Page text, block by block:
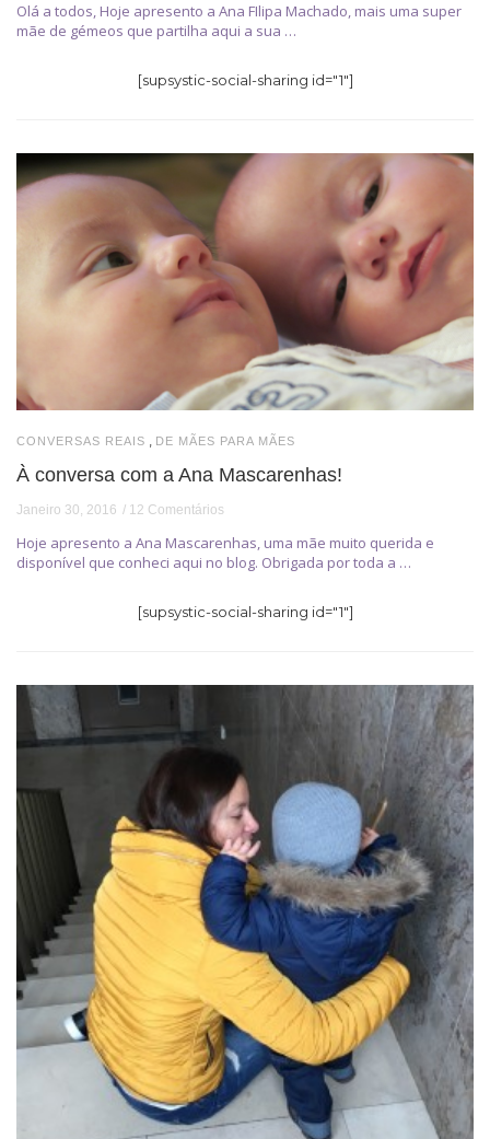
Olá a todos, Hoje apresento a Ana FIlipa Machado, mais uma super
mãe de gémeos que partilha aqui a sua …
[supsystic-social-sharing id="1"]
CONVERSAS REAIS , DE MÃES PARA MÃES
À conversa com a Ana Mascarenhas!
Janeiro 30, 2016 12 Comentários
Hoje apresento a Ana Mascarenhas, uma mãe muito querida e
disponível que conheci aqui no blog. Obrigada por toda a …
[supsystic-social-sharing id="1"]